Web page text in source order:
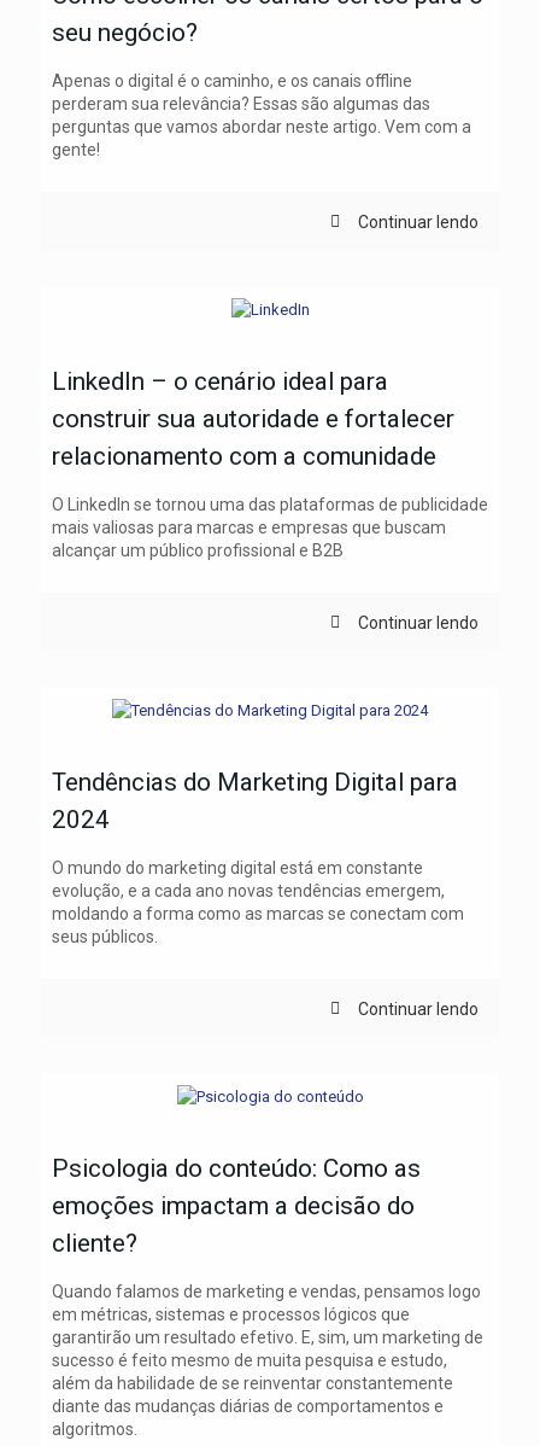
seu negócio?
Apenas o digital é o caminho, e os canais offline
perderam sua relevância? Essas são algumas das
perguntas que vamos abordar neste artigo. Vem com a
gente!
Continuar lendo
LinkedIn – o cenário ideal para
construir sua autoridade e fortalecer
relacionamento com a comunidade
O LinkedIn se tornou uma das plataformas de publicidade
mais valiosas para marcas e empresas que buscam
alcançar um público profissional e B2B
Continuar lendo
Tendências do Marketing Digital para
2024
O mundo do marketing digital está em constante
evolução, e a cada ano novas tendências emergem,
moldando a forma como as marcas se conectam com
seus públicos.
Continuar lendo
Psicologia do conteúdo: Como as
emoções impactam a decisão do
cliente?
Quando falamos de marketing e vendas, pensamos logo
em métricas, sistemas e processos lógicos que
garantirão um resultado efetivo. E, sim, um marketing de
sucesso é feito mesmo de muita pesquisa e estudo,
além da habilidade de se reinventar constantemente
diante das mudanças diárias de comportamentos e
algoritmos.